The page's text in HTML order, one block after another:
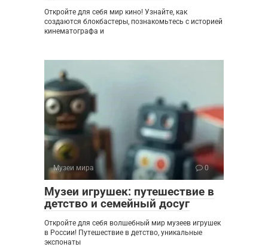
Откройте для себя мир кино! Узнайте, как
создаются блокбастеры, познакомьтесь с историей
кинематографа и
Музеи мира 0
Музеи игрушек: путешествие в
детство и семейный досуг
Откройте для себя волшебный мир музеев игрушек
в России! Путешествие в детство, уникальные
экспонаты